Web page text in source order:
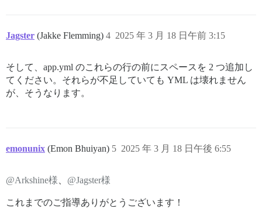
Jagster (Jakke Flemming) 2025 年 3 月 18 日午前 3:15
4
そして、app.yml のこれらの行の前にスペースを 2 つ追加し
てください。それらが不足していても YML は壊れません
が、そうなります。
emonunix (Emon Bhuiyan) 2025 年 3 月 18 日午後 6:55
5
@Arkshine様 @Jagster様
これまでのご指導ありがとうございます！